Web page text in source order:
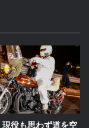
役も思わず道を空